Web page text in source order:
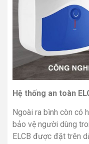
Hệ thống an toàn
Ngoài ra bình còn có
bảo vệ người dùng
ELCB được đặt trên